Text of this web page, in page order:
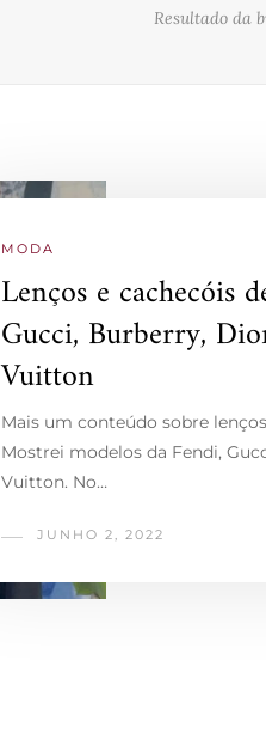
Resultado da
MODA
Lenços e cachecóis
Gucci, Burberry,
Vuitton
Mais um conteúdo sobre
Mostrei modelos da Fendi,
Vuitton. No…
JUNHO 2, 2022